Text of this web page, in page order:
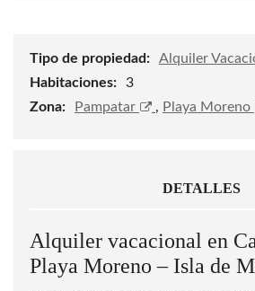
Tipo de propiedad:
Alquiler
Habitaciones:
3
Zona:
Pampatar , Playa Moreno
DETALLES
Alquiler vacacional en
Playa Moreno – Isla de